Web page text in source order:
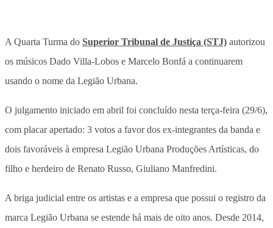
A Quarta Turma do Superior Tribunal de Justiça (STJ) autorizou
os músicos Dado Villa-Lobos e Marcelo Bonfá a continuarem
usando o nome da Legião Urbana.
O julgamento iniciado em abril foi concluído nesta terça-feira (29/6),
com placar apertado: 3 votos a favor dos ex-integrantes da banda e
dois favoráveis à empresa Legião Urbana Produções Artísticas, do
filho e herdeiro de Renato Russo, Giuliano Manfredini.
A briga judicial entre os artistas e a empresa que possui o registro da
marca Legião Urbana se estende há mais de oito anos. Desde 2014,